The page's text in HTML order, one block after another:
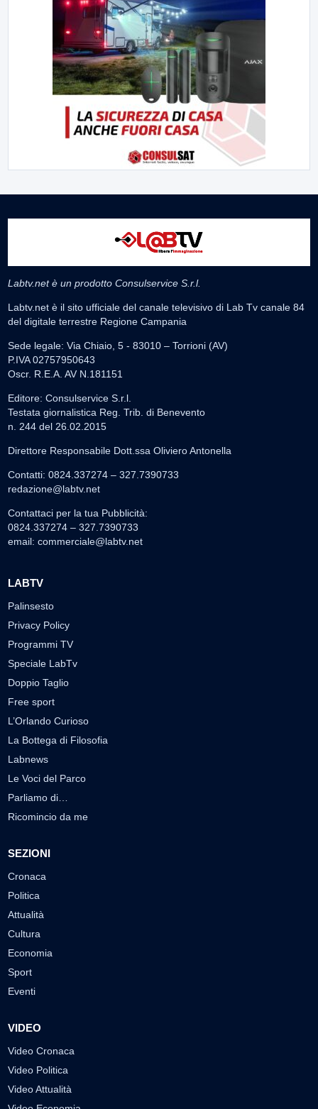
Labtv.net è un prodotto Consulservice S.r.l.
Labtv.net è il sito ufficiale del canale televisivo di Lab Tv canale 84
del digitale terrestre Regione Campania
Sede legale: Via Chiaio, 5 - 83010 – Torrioni (AV)
P.IVA 02757950643
Oscr. R.E.A. AV N.181151
Editore: Consulservice S.r.l.
Testata giornalistica Reg. Trib. di Benevento
n. 244 del 26.02.2015
Direttore Responsabile Dott.ssa Oliviero Antonella
Contatti: 0824.337274 – 327.7390733
redazione@labtv.net
Contattaci per la tua Pubblicità:
0824.337274 – 327.7390733
email: commerciale@labtv.net
LABTV
Palinsesto
Privacy Policy
Programmi TV
Speciale LabTv
Doppio Taglio
Free sport
L’Orlando Curioso
La Bottega di Filosofia
Labnews
Le Voci del Parco
Parliamo di…
Ricomincio da me
SEZIONI
Cronaca
Politica
Attualità
Cultura
Economia
Sport
Eventi
VIDEO
Video Cronaca
Video Politica
Video Attualità